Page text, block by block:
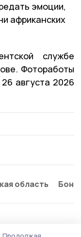
эмоции,
африканских
службе
Фотоработы
августа 2026
область